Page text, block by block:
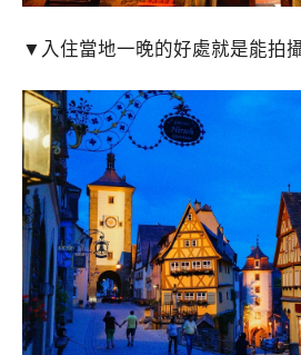
▼入住當地一晚的好處就是能拍